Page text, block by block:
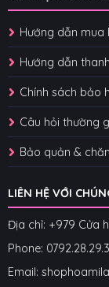
Hướng dẫn mua
Hướng dẫn
Chính sách bảo
Câu hỏi thường
Bảo quản &
LIÊN HỆ VỚI
Địa chỉ: +979 Cửa
Phone: 07
Email: